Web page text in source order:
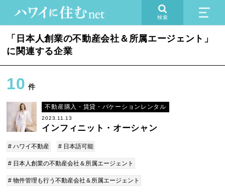
検索
「日本人創業の不動産会社＆所属エージェント」
に関連する企業
10 件
不動産購入・賃貸・バケーションレンタル
2023.11.13
インフィニット・オーシャン
# ハワイ不動産 # 日本語可能
# 日本人創業の不動産会社＆所属エージェント
# 物件管理も行う不動産会社＆所属エージェント